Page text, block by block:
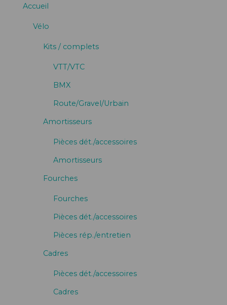
Accueil
Vélo
Kits / complets
VTT/VTC
BMX
Route/Gravel/Urbain
Amortisseurs
Pièces dét./accessoires
Amortisseurs
Fourches
Fourches
Pièces dét./accessoires
Pièces rép./entretien
Cadres
Pièces dét./accessoires
Cadres